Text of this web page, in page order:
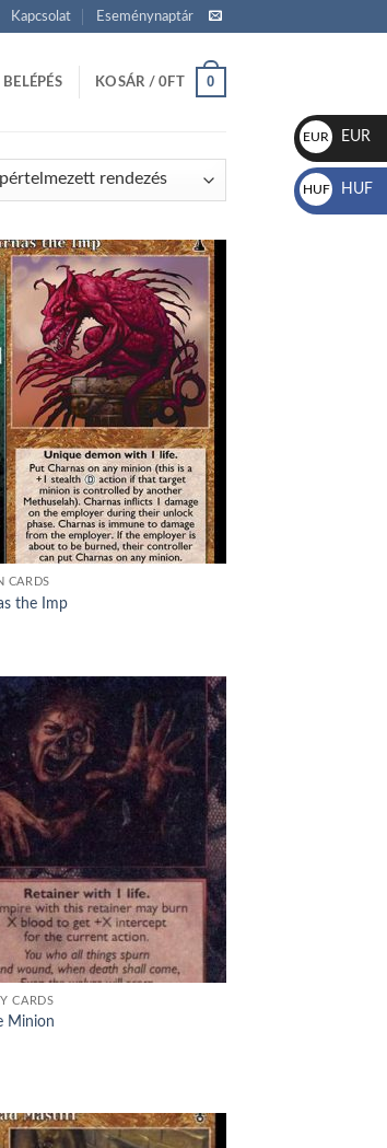
Kapcsolat Eseménynaptár
BELÉPÉS KOSÁR /0FT 0
Add to
wishlist
CARDS
the Imp
Add to
wishlist
CARDS
Minion
EUR
€
EUR
HUF
Ft
HUF